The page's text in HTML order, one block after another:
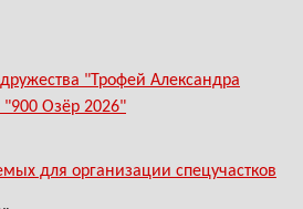
"Трофей Александра
"900 Озёр 2026"
для организации спецучастков